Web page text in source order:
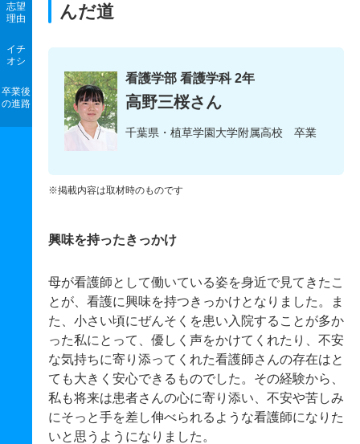
志望
理由
イチ
オシ
卒業後
の進路
んだ道
看護学部 看護学科 2年
高野三桜さん
千葉県・植草学園大学附属高校 卒業
※掲載内容は取材時のものです
興味を持ったきっかけ
母が看護師として働いている姿を身近で見てきたこ
とが、看護に興味を持つきっかけとなりました。ま
た、小さい頃にぜんそくを患い入院することが多か
った私にとって、優しく声をかけてくれたり、不安
な気持ちに寄り添ってくれた看護師さんの存在はと
ても大きく安心できるものでした。その経験から、
私も将来は患者さんの心に寄り添い、不安や苦しみ
にそっと手を差し伸べられるような看護師になりた
いと思うようになりました。